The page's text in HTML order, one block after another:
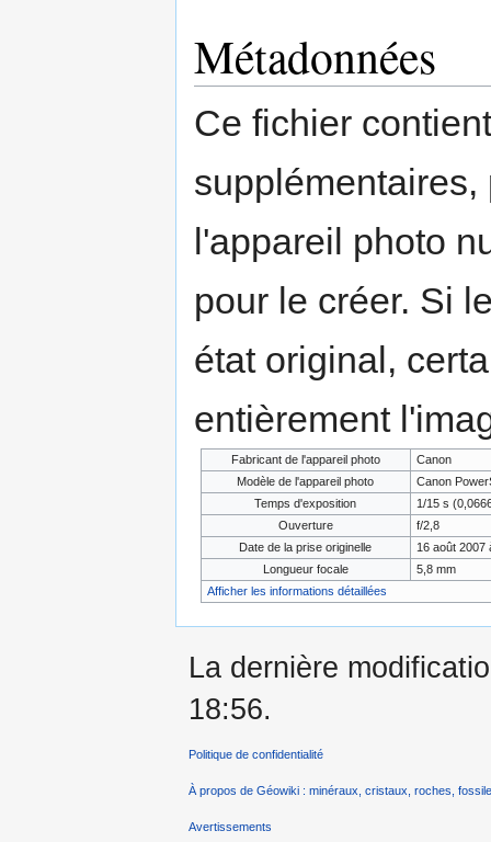
Métadonnées
Ce fichier
l'appareil photo
pour le créer. Si
état original,
entièrement
Fabricant de l'appareil photo
Canon
Modèle de l'appareil photo
Canon
Temps d'exposition
1/15 s
Ouverture
f/2,8
Date de la prise originelle
16 août 2007
Longueur focale
5,8 mm
Afficher les informations détaillées
La dernière
18:56.
Politique de confidentialité
À propos de Géowiki : minéraux, cristaux, roches,
Avertissements